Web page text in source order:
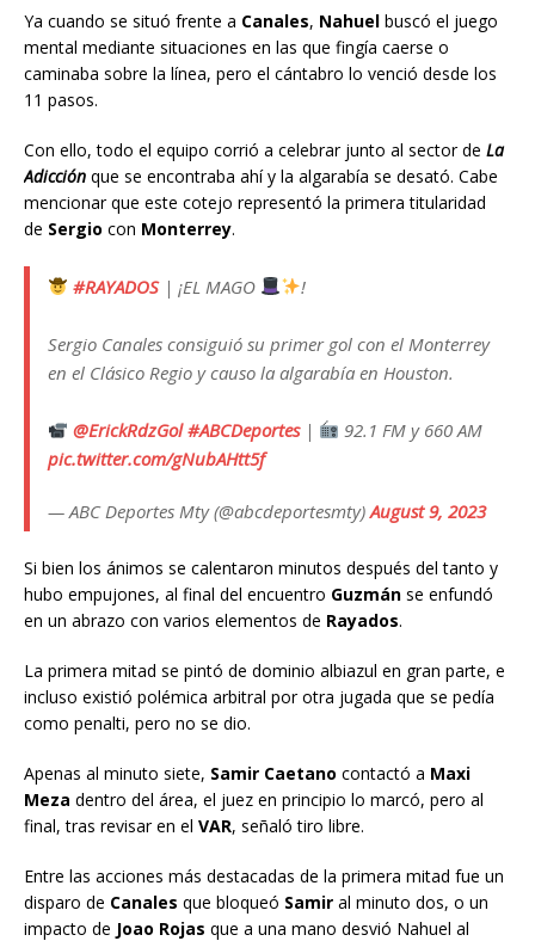
Ya cuando se situó frente a Canales, Nahuel buscó el juego
mental mediante situaciones en las que fingía caerse o
caminaba sobre la línea, pero el cántabro lo venció desde los
11 pasos.
Con ello, todo el equipo corrió a celebrar junto al sector de La
Adicción que se encontraba ahí y la algarabía se desató. Cabe
mencionar que este cotejo representó la primera titularidad
de Sergio con Monterrey.
#RAYADOS| ¡EL MAGO !
Sergio Canales consiguió su primer gol con el Monterrey
en el Clásico Regio y causo la algarabía en Houston.
@ErickRdzGol #ABCDeportes|
92.1 FM y 660 AM
pic.twitter.com/gNubAHtt5f
— ABC Deportes Mty (@abcdeportesmty)August 9, 2023
Si bien los ánimos se calentaron minutos después del tanto y
hubo empujones, al final del encuentro Guzmán se enfundó
en un abrazo con varios elementos de Rayados.
La primera mitad se pintó de dominio albiazul en gran parte, e
incluso existió polémica arbitral por otra jugada que se pedía
como penalti, pero no se dio.
Apenas al minuto siete, Samir Caetano contactó a Maxi
Meza dentro del área, el juez en principio lo marcó, pero al
final, tras revisar en el VAR, señaló tiro libre.
Entre las acciones más destacadas de la primera mitad fue un
disparo de Canales que bloqueó Samir al minuto dos, o un
impacto de Joao Rojas que a una mano desvió Nahuel al